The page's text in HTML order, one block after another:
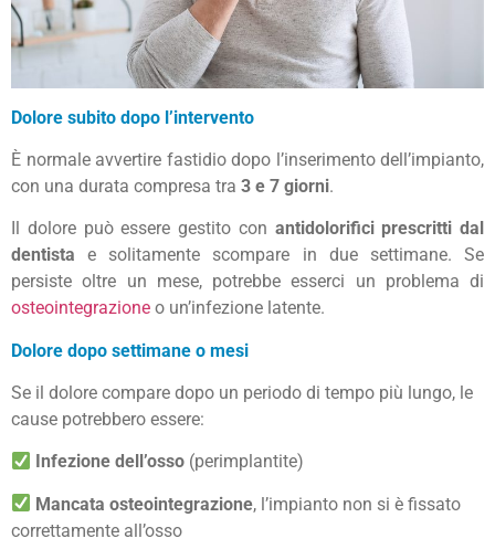
Dolore subito dopo l’intervento
È normale avvertire fastidio dopo l’inserimento dell’impianto,
con una durata compresa tra 3 e 7 giorni.
Il dolore può essere gestito con antidolorifici prescritti dal
dentista e solitamente scompare in due settimane. Se
persiste oltre un mese, potrebbe esserci un problema di
osteointegrazione o un’infezione latente.
Dolore dopo settimane o mesi
Se il dolore compare dopo un periodo di tempo più lungo, le
cause potrebbero essere:
Infezione dell’osso (perimplantite)
Mancata osteointegrazione, l’impianto non si è fissato
correttamente all’osso